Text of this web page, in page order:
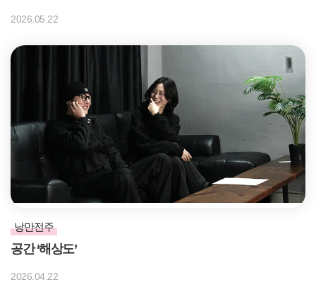
2026.05.22
낭만전주
공간 ‘해상도’
2026.04.22